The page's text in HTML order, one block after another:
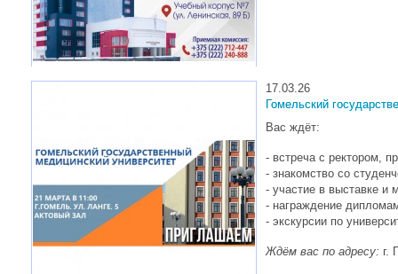
17.03.26
Гомельский
Вас ждёт:
- встреча с ректором,
- знакомство со
- участие в выставке и
- награждение
- экскурсии по
Ждём вас по адресу: г.